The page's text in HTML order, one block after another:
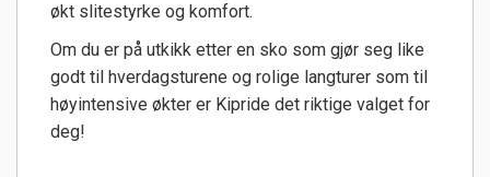
økt slitestyrke og komfort.
Om du er på utkikk etter en sko som gjør seg like
godt til hverdagsturene og rolige langturer som til
høyintensive økter er Kipride det riktige valget for
deg!